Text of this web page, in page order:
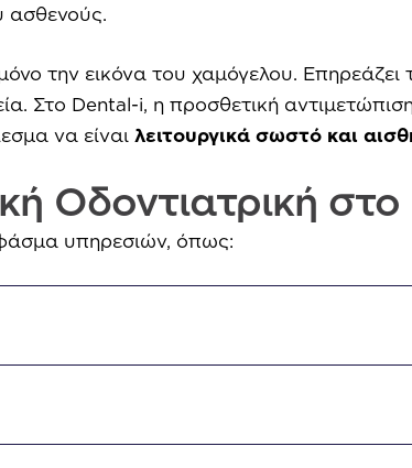
ασθενούς.
την εικόνα του χαμόγελου.
Στο Dental-i, η προσθετική
να είναι λειτουργικά σωστό και
Οδοντιατρική
υπηρεσιών, όπως: